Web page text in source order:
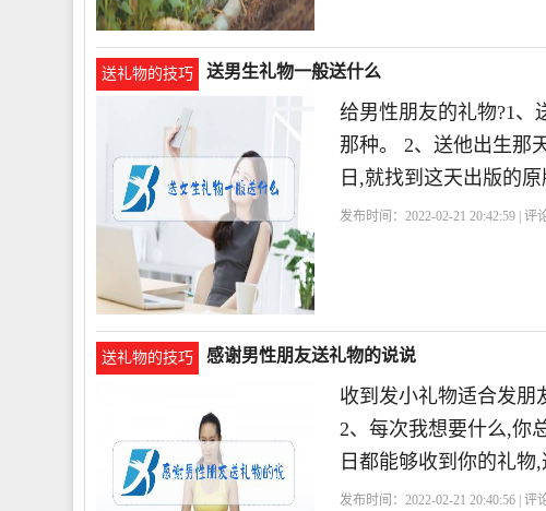
送礼物的技巧 送男生礼物一般送什么
给男性朋友的礼物?1、
那种。 2、送他出生那
日,就找到这天出版的
发布时间：2022-02-21 20:42:59 | 评
送礼物的技巧 感谢男性朋友送礼物的说说
收到发小礼物适合发朋
2、每次我想要什么,你
日都能够收到你的礼物
发布时间：2022-02-21 20:40:56 | 评